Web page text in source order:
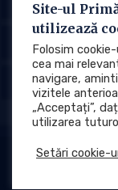
Stare civilă
Poliția locală
Protecția datelor cu
Primăria
Site-ul
utilizează
Folosim
cea mai
navigare,
vizitele
„Acceptați”,
utilizarea
Setări cookie-